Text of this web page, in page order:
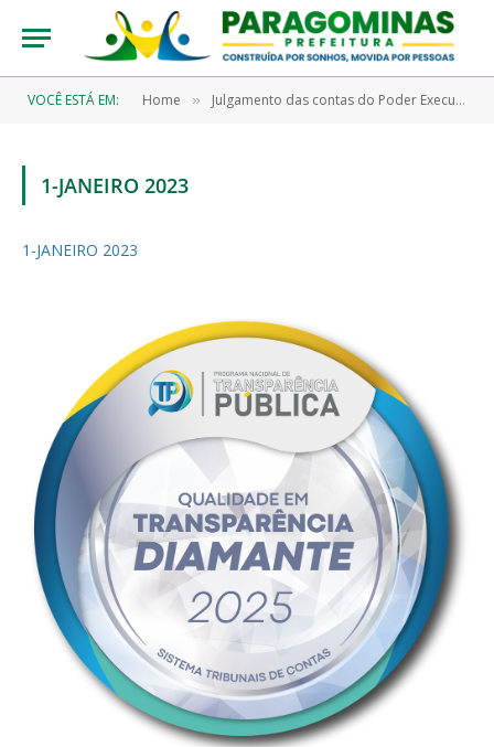
VOCÊ ESTÁ EM: Home » Julgamento das contas do Poder Executivo pelo Poder Legislativo 2023
1-JANEIRO 2023
1-JANEIRO 2023